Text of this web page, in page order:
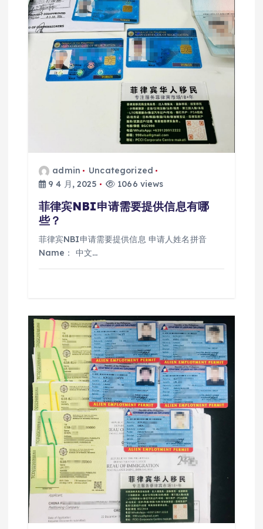
admin
Uncategorized
9 4 月, 2025
1066 views
菲律宾NBI申请需要提供信息有哪
些？
菲律宾NBI申请需要提供信息 申请人姓名拼音
Name： 中文…